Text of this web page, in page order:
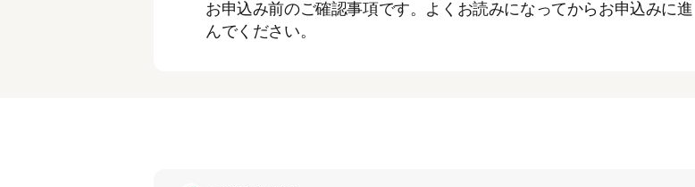
お申込み前のご確認事項です。よくお読みになってからお申込みに進
んでください。